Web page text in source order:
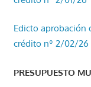
Edicto aprobación
crédito nº 2/02/26
PRESUPUESTO